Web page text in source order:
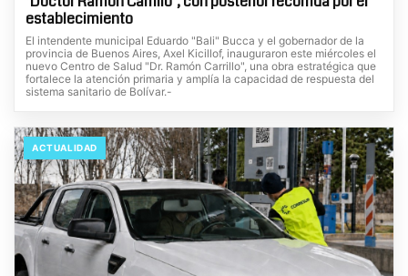
establecimiento
El intendente municipal Eduardo "Bali" Bucca y el gobernador de la
provincia de Buenos Aires, Axel Kicillof, inauguraron este miércoles el
nuevo Centro de Salud "Dr. Ramón Carrillo", una obra estratégica que
fortalece la atención primaria y amplía la capacidad de respuesta del
sistema sanitario de Bolívar.-
ACTUALIDAD